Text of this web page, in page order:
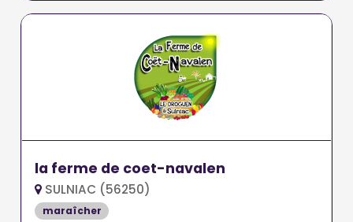
la ferme de coet-navalen
SULNIAC (56250)
maraîcher